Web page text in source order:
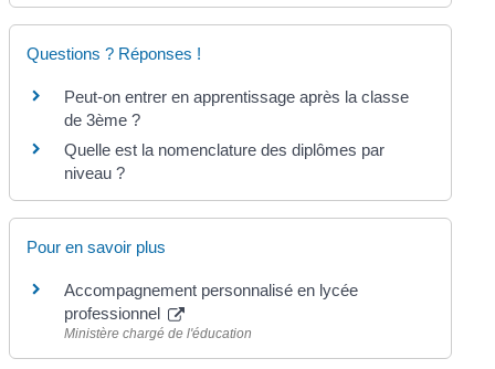
Questions ? Réponses !
Peut-on entrer en apprentissage après la classe
de 3ème ?
Quelle est la nomenclature des diplômes par
niveau ?
Pour en savoir plus
Accompagnement personnalisé en lycée
professionnel
Ministère chargé de l'éducation